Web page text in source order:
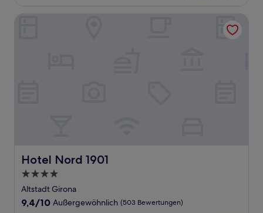
Hotel Nord 1901
Hotel Nord 1901
4.0-
Sterne-
Unterkunft
Altstadt Girona
9.4
9,4/10 Außergewöhnlich (503 Bewertungen)